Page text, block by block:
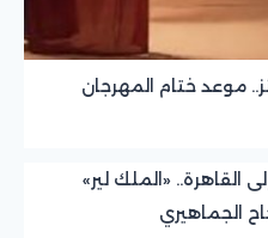
موعد ختام المهرجان
القاهرة.. «الملك لير»
الجماهيري